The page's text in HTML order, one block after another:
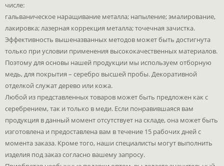
числе:
гальваническое наращивание металла; напыление; эмалирование,
лакировка; лазерная коррекция металла; точечная зачистка.
Эффективность вышеназванных методов может быть достигнута
только при условии применения высококачественных материалов.
Поэтому для основы нашей продукции мы используем отборную
медь, для покрытия – серебро высшей пробы. Декоративной
отделкой служат дерево или кожа.
Любой из представленных товаров может быть предложен как с
серебрением, так и только в меди. Если понравившаяся вам
продукция в данный момент отсутствует на складе, она может быть
изготовлена и предоставлена вам в течение 15 рабочих дней с
момента заказа. Кроме того, наши специалисты могут выполнить
изделия под заказ согласно вашему запросу.